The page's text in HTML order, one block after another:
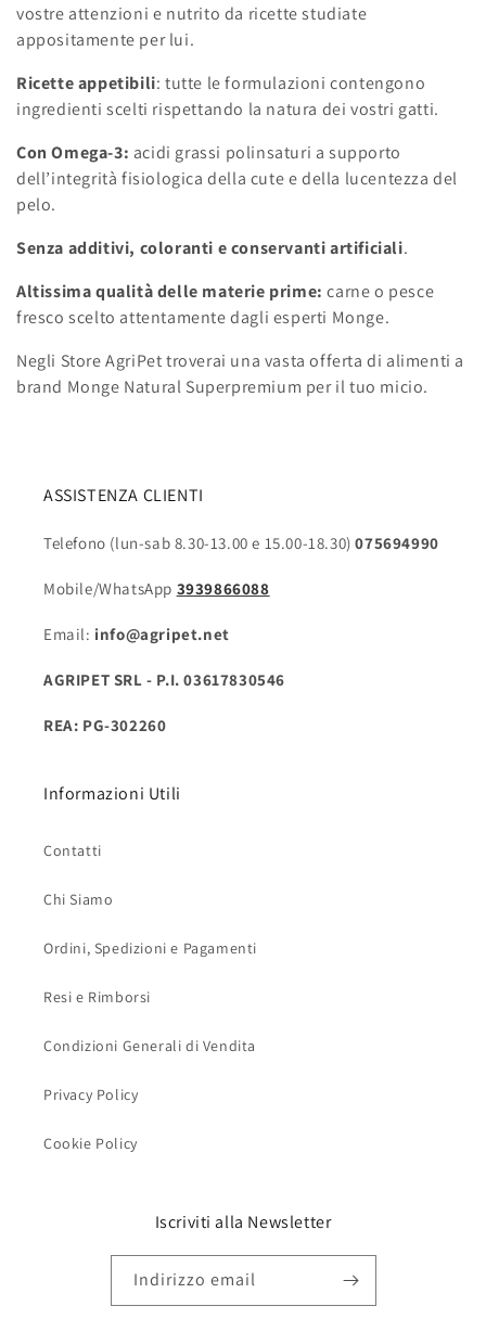
vostre attenzioni e nutrito da ricette studiate
appositamente per lui.
Ricette appetibili: tutte le formulazioni contengono
ingredienti scelti rispettando la natura dei vostri gatti.
Con Omega-3: acidi grassi polinsaturi a supporto
dell’integrità fisiologica della cute e della lucentezza del
pelo.
Senza additivi, coloranti e conservanti artificiali.
Altissima qualità delle materie prime: carne o pesce
fresco scelto attentamente dagli esperti Monge.
Negli Store AgriPet troverai una vasta offerta di alimenti a
brand Monge Natural Superpremium per il tuo micio.
ASSISTENZA CLIENTI
Telefono (lun-sab 8.30-13.00 e 15.00-18.30)075694990
Mobile/WhatsApp 3939866088
Email: info@agripet.net
AGRIPET SRL - P.I. 03617830546
REA: PG-302260
Informazioni Utili
Contatti
Chi Siamo
Ordini, Spedizioni e Pagamenti
Resi e Rimborsi
Condizioni Generali di Vendita
Privacy Policy
Cookie Policy
Iscriviti alla Newsletter
Indirizzo email